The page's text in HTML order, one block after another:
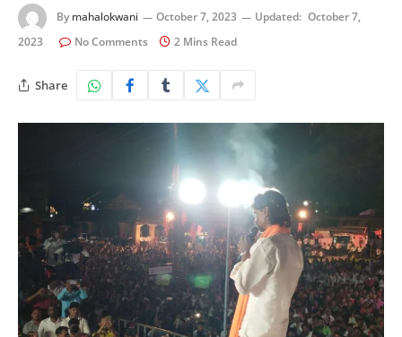
By mahalokwani October 7, 2023 Updated: October 7,
2023
No Comments 2 Mins Read
Share